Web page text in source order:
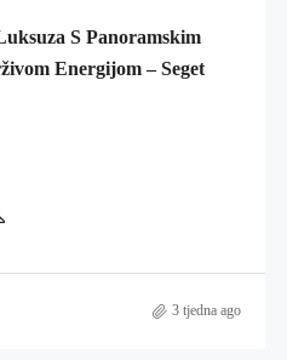
S Panoramskim
Energijom – Seget
3 tjedna ago